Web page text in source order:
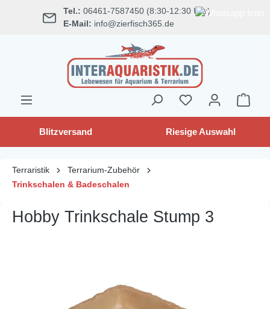
springen Tel.: 06461-7587450 (8:30-12:30 Uhr)
E-Mail: info@zierfisch365.de
Blitzversand Riesige Auswahl
Terraristik
Terrarium-Zubehör
Trinkschalen & Badeschalen
Hobby Trinkschale Stump 3